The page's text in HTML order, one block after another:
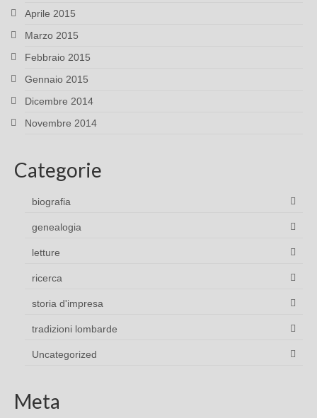
Aprile 2015
Marzo 2015
Febbraio 2015
Gennaio 2015
Dicembre 2014
Novembre 2014
Categorie
biografia
genealogia
letture
ricerca
storia d'impresa
tradizioni lombarde
Uncategorized
Meta